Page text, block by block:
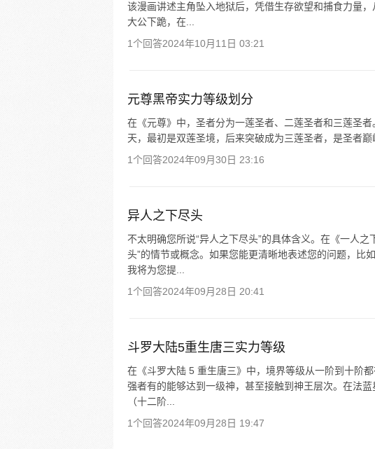
该漫画讲述主角坠入地狱后，凭借生存欲望和捕食力量
大公下跪，在...
1个回答2024年10月11日 03:21
元尊黑帝实力等级划分
在《元尊》中，圣者分为一莲圣者、二莲圣者和三莲圣
天，最初是双莲圣境，后来突破成为三莲圣者，是圣者巅
1个回答2024年09月30日 23:16
异人之下尽头
不太明确您所说“异人之下尽头”的具体含义。在《一人
头”的情节或概念。如果您能更清晰地表述您的问题，比
我将为您提...
1个回答2024年09月28日 20:41
斗罗大陆5重生唐三实力等级
在《斗罗大陆 5 重生唐三》中，境界等级从一阶到十阶
强者有的能够达到一级神，甚至接触到神王层次。在法
（十二阶...
1个回答2024年09月28日 19:47